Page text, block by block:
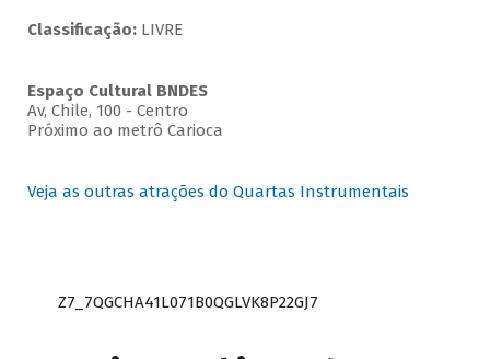
Classificação:LIVRE
Espaço Cultural BNDES
Av, Chile, 100 - Centro
Próximo ao metrô Carioca
Veja as outras atrações do Quartas Instrumentais
Z7_7QGCHA41L071B0QGLVK8P22GJ7